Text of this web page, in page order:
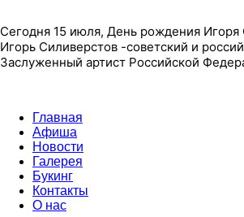
Сегодня 15 июля, День рождения Игоря
Игорь Силиверстов -советский и
Заслуженный артист Российской
Главная
Афиша
Новости
Галерея
Букинг
Контакты
О нас